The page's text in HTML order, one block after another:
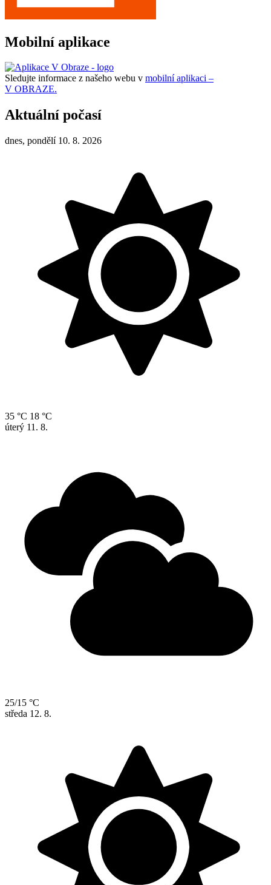
Mobilní aplikace
Sledujte informace z našeho webu v mobilní aplikaci –
V OBRAZE.
Aktuální počasí
dnes, pondělí 10. 8. 2026
35 °C 18 °C
úterý 11. 8.
25/15 °C
středa 12. 8.